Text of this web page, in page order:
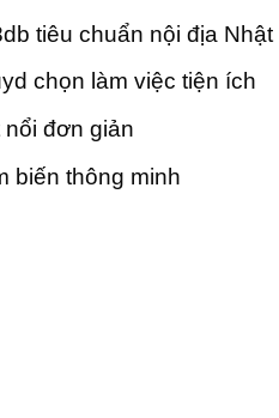
tiêu chuẩn nội địa Nhật
chọn làm việc tiện ích
đơn giản
biến thông minh